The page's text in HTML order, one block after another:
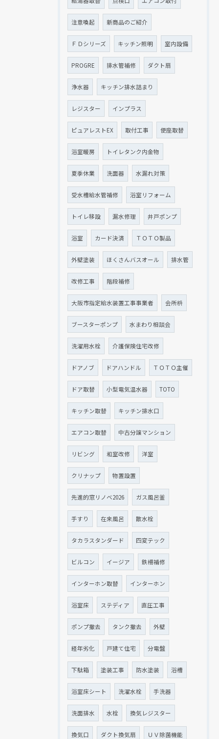
注意喚起 新商品のご紹介
ＦＤシリーズ キッチン照明 室内設備
PROGRE 排水管補修 ダクト扇
浄水器 キッチン排水詰まり
レジスター インプラス
ピュアレストEX 取付工事 便座取替
浴室暖房 トイレタンク内金物
夏季休業 洗面器 水漏れ対策
受水槽給水管補修 浴室リフォーム
トイレ移設 漏水修理 井戸ポンプ
浴室 カード決済 ＴＯＴＯ製品
外壁塗装 ほくさんバスオール 排水管
改修工事 階段補修
大阪市指定給水装置工事事業者 会所枡
ブースターポンプ 水まわり相談会
洗濯用水栓 介護保険住宅改修
ドアノブ ドアハンドル ＴＯＴＯ主催
ドア取替 小型電気温水器 TOTO
キッチン取替 キッチン排水口
エアコン取替 中古分譲マンション
リビング 和室改修 洋室
クリナップ 物置設置
先進的窓リノベ2026 ガス風呂釜
手すり 在来風呂 散水栓
タカラスタンダード 四変テック
ビルコン イージア 鉄柵補修
インターホン取替 インターホン
浴室床 ステディア 直圧工事
ポンプ撤去 タンク撤去 外壁
経年劣化 戸建て住宅 分電盤
下駄箱 塗装工事 防水塗装 浴槽
浴室床シート 洗濯水栓 手洗器
洗面排水 水栓 換気レジスター
換気口 ダクト換気扇 ＵＶ除菌機能